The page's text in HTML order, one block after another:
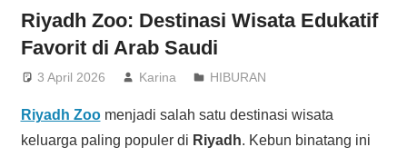
Riyadh Zoo: Destinasi Wisata Edukatif
Favorit di Arab Saudi
3 April 2026 Karina HIBURAN
Riyadh Zoomenjadi salah satu destinasi wisata
keluarga paling populer di Riyadh. Kebun binatang ini